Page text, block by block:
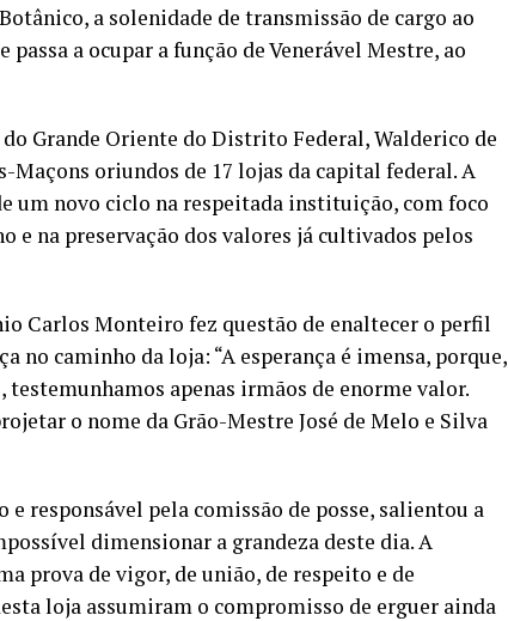
a solenidade de transmissão de cargo ao
a ocupar a função de Venerável Mestre, ao
Grande Oriente do Distrito Federal, Walderico de
Maçons oriundos de 17 lojas da capital federal. A
um novo ciclo na respeitada instituição, com foco
na preservação dos valores já cultivados pelos
Carlos Monteiro fez questão de enaltecer o perfil
no caminho da loja: “A esperança é imensa, porque,
apenas irmãos de enorme valor.
o nome da Grão-Mestre José de Melo e Silva
responsável pela comissão de posse, salientou a
dimensionar a grandeza deste dia. A
prova de vigor, de união, de respeito e de
loja assumiram o compromisso de erguer ainda